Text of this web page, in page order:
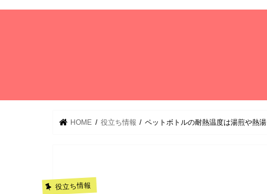
HOME 役立ち情報 ペットボトルの耐熱温度は湯煎や熱
役立ち情報